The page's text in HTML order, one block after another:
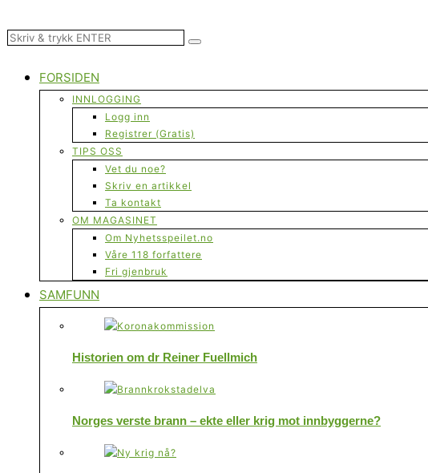
FORSIDEN
INNLOGGING
Logg inn
Registrer (Gratis)
TIPS OSS
Vet du noe?
Skriv en artikkel
Ta kontakt
OM MAGASINET
Om Nyhetsspeilet.no
Våre 118 forfattere
Fri gjenbruk
SAMFUNN
Historien om dr Reiner Fuellmich
Norges verste brann – ekte eller krig mot innbyggerne?